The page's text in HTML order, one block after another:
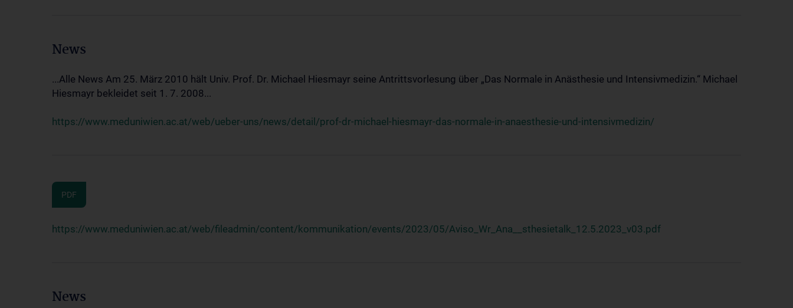
News
...Alle News Am 25. März 2010 hält Univ. Prof. Dr. Michael Hiesmayr seine Antrittsvorlesung über „Das Normale in Anästhesie und Intensivmedizin.“ Michael
Hiesmayr bekleidet seit 1. 7. 2008...
https://www.meduniwien.ac.at/web/ueber-uns/news/detail/prof-dr-michael-hiesmayr-das-normale-in-anaesthesie-und-intensivmedizin/
PDF
https://www.meduniwien.ac.at/web/fileadmin/content/kommunikation/events/2023/05/Aviso_Wr_Ana__sthesietalk_12.5.2023_v03.pdf
News